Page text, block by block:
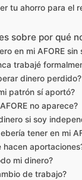
tu ahorro para el
sobre por qué
en mi AFORE sin
trabajé
dinero perdido?
patrón sí aportó?
no aparece?
si soy
tener en mi
hacen
mi dinero?
de trabajo?